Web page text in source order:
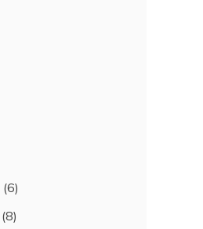
(6)
(8)